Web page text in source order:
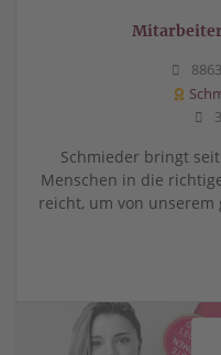
Schmieder bringt
Menschen in die
reicht, um von